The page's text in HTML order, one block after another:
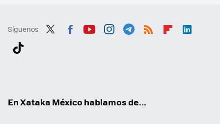
Síguenos
En Xataka México hablamos de...